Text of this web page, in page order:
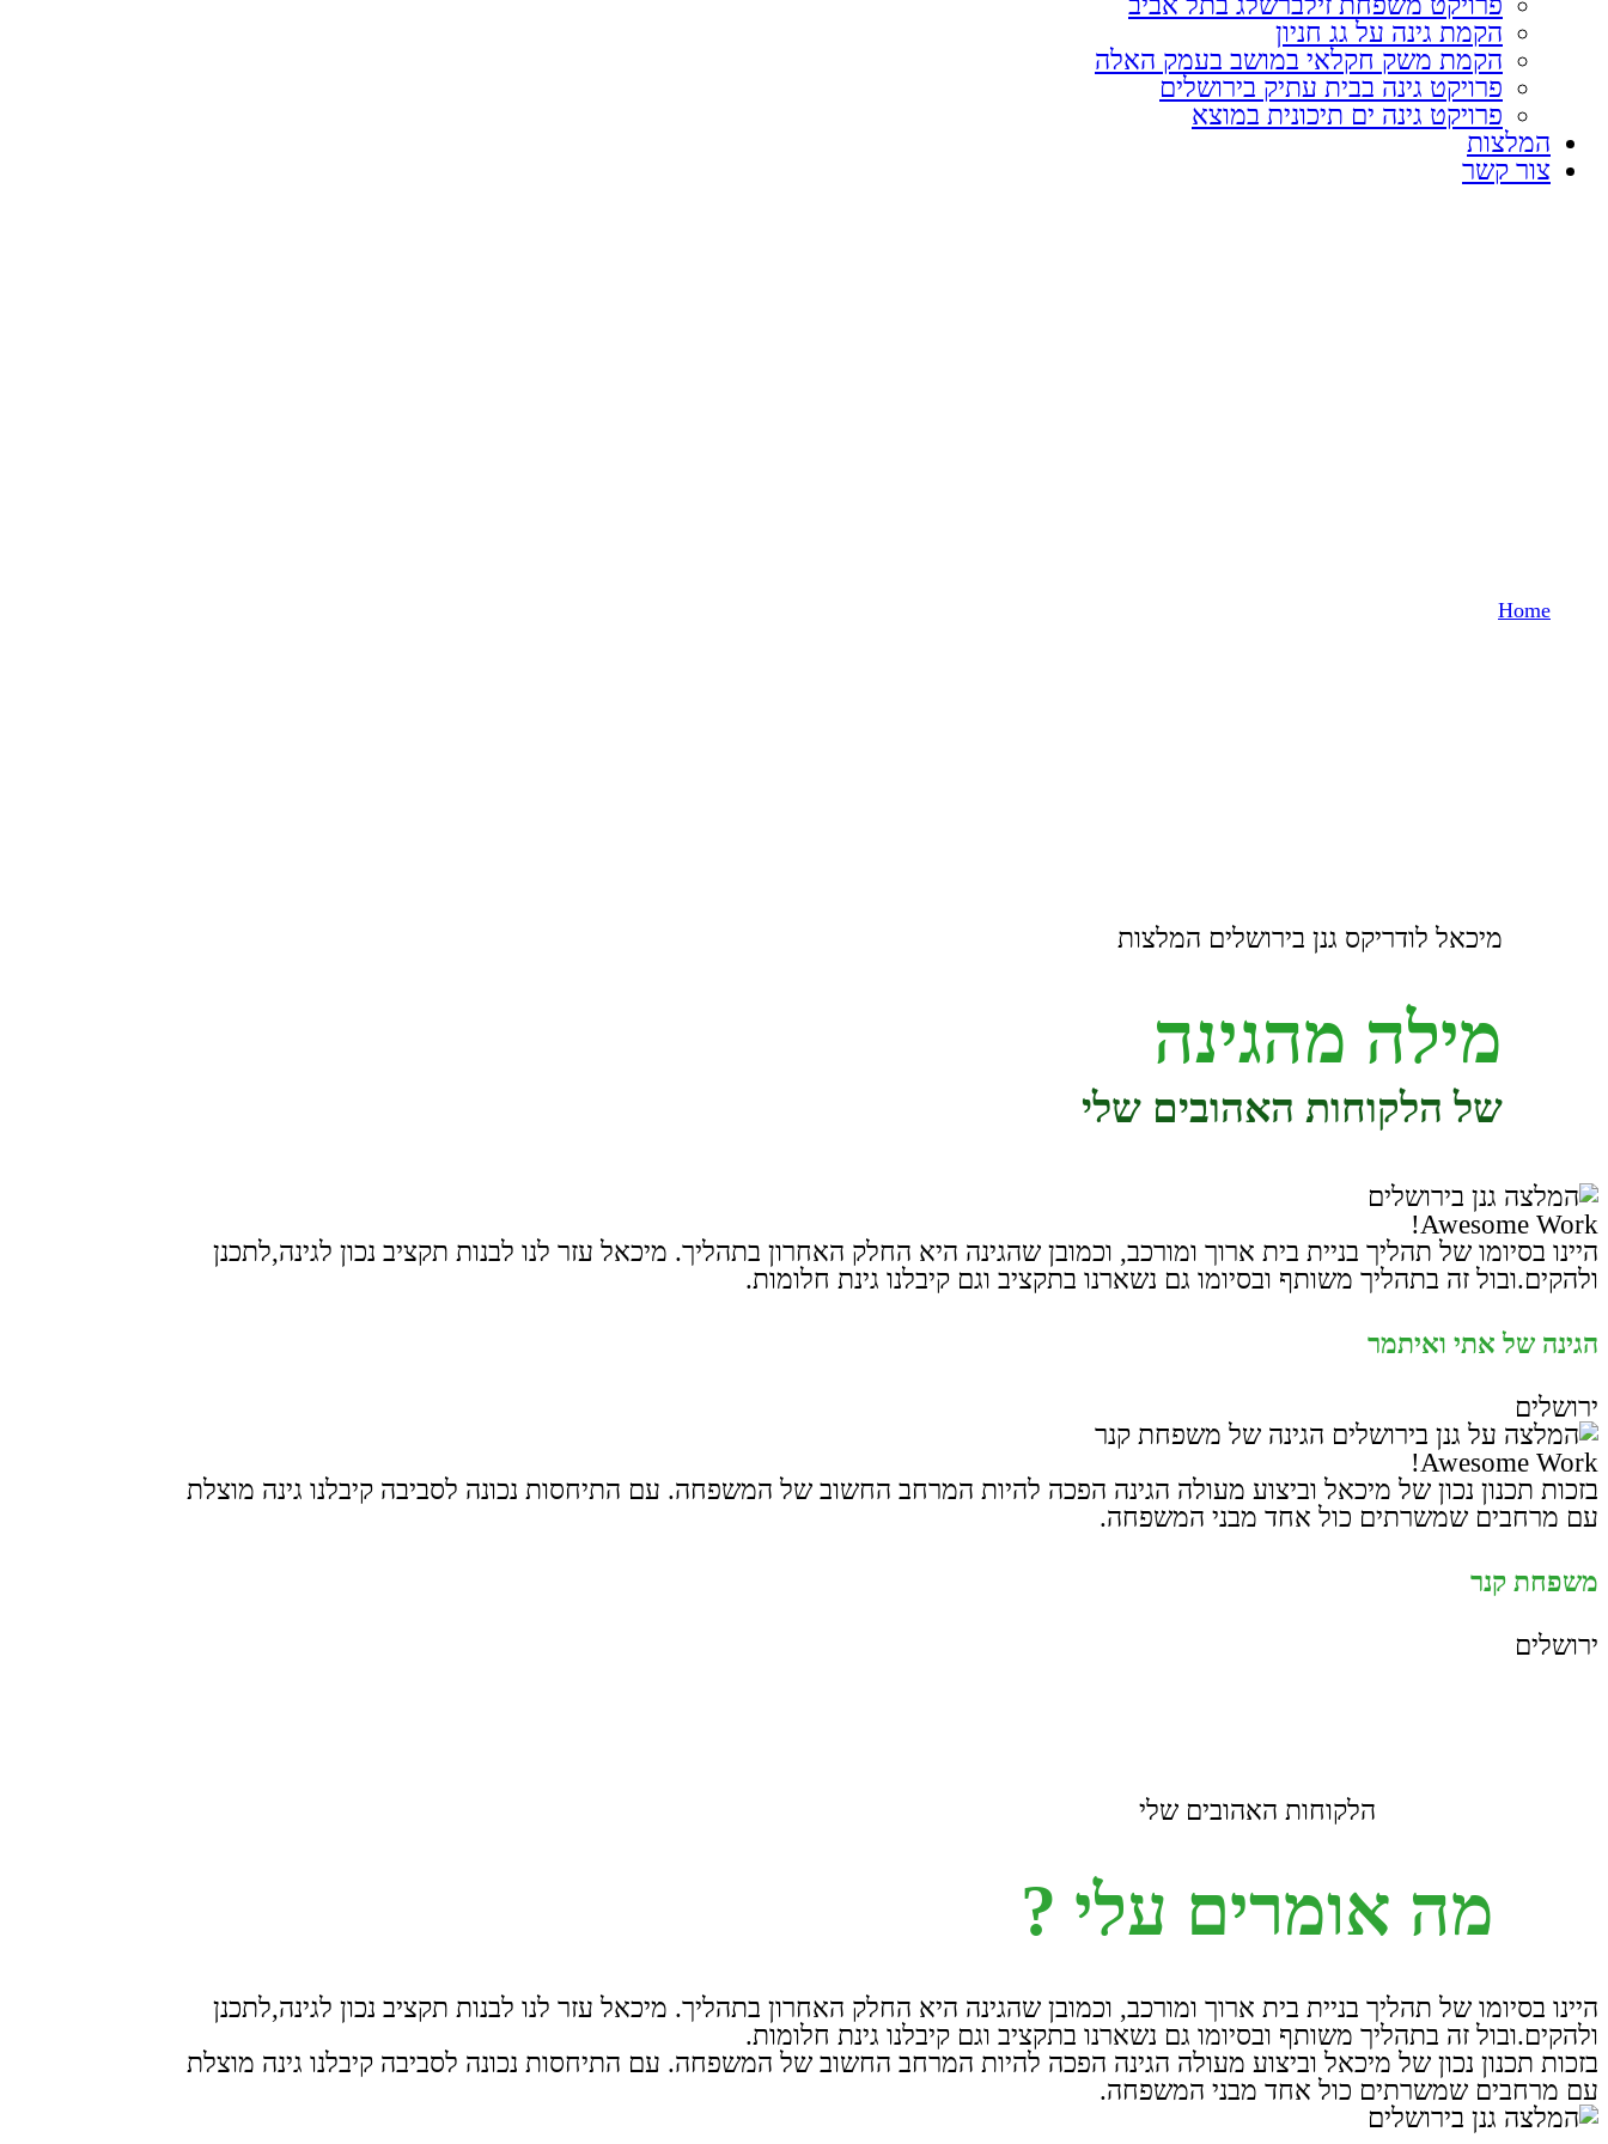
הקמת גינה על גג חניון
הקמת משק חקלאי במושב בעמק האלה
פרויקט גינה בבית עתיק בירושלים
פרויקט גינה ים תיכונית במוצא
המלצות
צור קשר
Home
מיכאל לודריקס גנן בירושלים המלצות
מילה מהגינה
של הלקוחות האהובים שלי
Awesome Work!
היינו בסיומו של תהליך בניית בית ארוך ומורכב, וכמובן שהגינה היא החלק האחרון בתהליך. מיכאל עזר לנו לבנות תקציב נכון לגינה,לתכנן
ולהקים.ובול זה בתהליך משותף ובסיומו גם נשארנו בתקציב וגם קיבלנו גינת חלומות.
הגינה של אתי ואיתמר
ירושלים
Awesome Work!
בזכות תכנון נכון של מיכאל וביצוע מעולה הגינה הפכה להיות המרחב החשוב של המשפחה. עם התיחסות נכונה לסביבה קיבלנו גינה מוצלת
עם מרחבים שמשרתים כול אחד מבני המשפחה.
משפחת קנר
ירושלים
הלקוחות האהובים שלי
מה אומרים עלי ?
היינו בסיומו של תהליך בניית בית ארוך ומורכב, וכמובן שהגינה היא החלק האחרון בתהליך. מיכאל עזר לנו לבנות תקציב נכון לגינה,לתכנן
ולהקים.ובול זה בתהליך משותף ובסיומו גם נשארנו בתקציב וגם קיבלנו גינת חלומות.
בזכות תכנון נכון של מיכאל וביצוע מעולה הגינה הפכה להיות המרחב החשוב של המשפחה. עם התיחסות נכונה לסביבה קיבלנו גינה מוצלת
עם מרחבים שמשרתים כול אחד מבני המשפחה.